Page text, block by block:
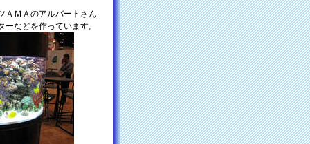
ＡＭＡのアルバートさん
などを作っています。